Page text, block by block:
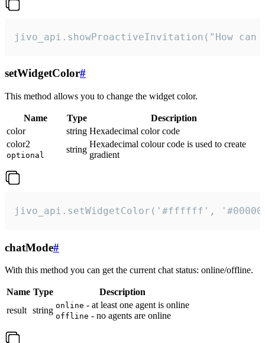
jivo_api.showProactiveInvitation("How
setWidgetColor#
This method allows you to change the widget color.
Name Type
Description
color
string Hexadecimal color code
color2
optional
string
Hexadecimal colour code is used to create
gradient
jivo_api.setWidgetColor('#ffffff',
chatMode#
With this method you can get the current chat status: online/offline.
Name Type
Description
result string online - at least one agent is online
offline - no agents are online